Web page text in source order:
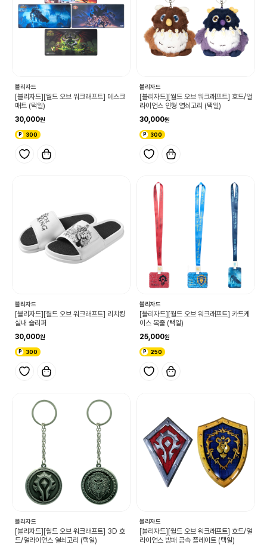
블리자드
[블리자드][월드 오브 워크래프트] 데스크
매트 (택일)
30,000
300
블리자드
[블리자드][월드 오브 워크래프트] 호드/얼
라이언스 인형 열쇠고리 (택일)
30,000
300
블리자드
[블리자드][월드 오브 워크래프트] 리치킹
실내 슬리퍼
30,000
300
블리자드
[블리자드][월드 오브 워크래프트] 카드케
이스 목줄 (택일)
25,000
250
블리자드
[블리자드][월드 오브 워크래프트] 3D 호
드/얼라이언스 열쇠고리 (택일)
블리자드
[블리자드][월드 오브 워크래프트] 호드/얼
라이언스 방패 금속 플레이트 (택일)